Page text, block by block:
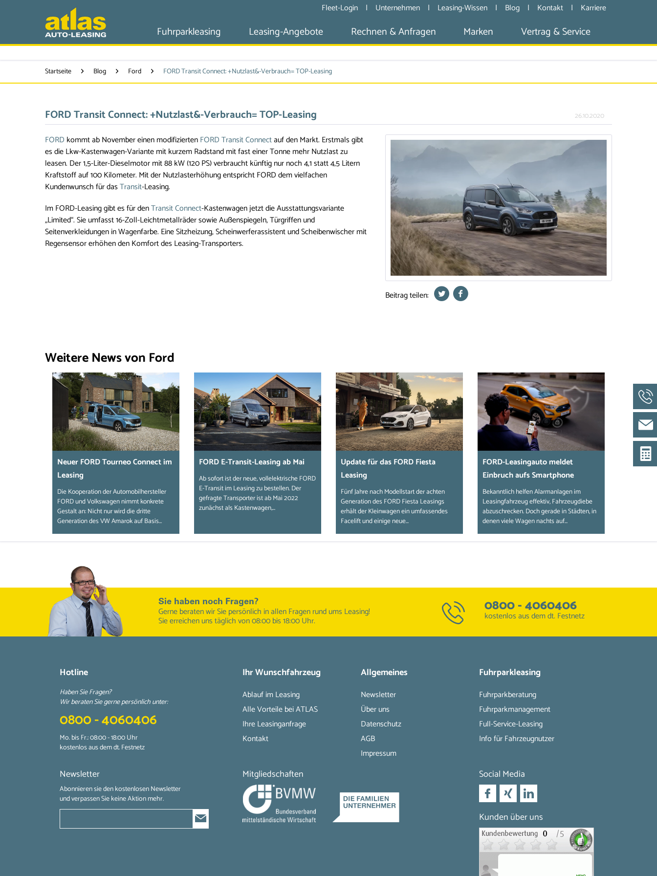
Fleet-Login | Unternehmen | Leasing-Wissen | Blog | Kontakt | Karriere
Fuhrparkleasing Leasing-Angebote Rechnen & Anfragen Marken Vertrag & Service
Startseite Blog Ford FORD Transit Connect: +Nutzlast&-Verbrauch= TOP-Leasing
FORD Transit Connect: +Nutzlast&-Verbrauch= TOP-Leasing 26.10.2020
Beitrag teilen:
FORD kommt ab November einen modifiziertenFORD Transit Connectauf den Markt. Erstmals gibt
es die Lkw-Kastenwagen-Variante mit kurzem Radstand mit fast einer Tonne mehr Nutzlast zu
leasen. Der 1,5-Liter-Dieselmotor mit 88 kW (120 PS) verbraucht künftig nur noch 4,1 statt 4,5 Litern
Kraftstoff auf 100 Kilometer. Mit der Nutzlasterhöhung entspricht FORD dem vielfachen
Kundenwunsch für dasTransit-Leasing.
Im FORD-Leasing gibt es für denTransit Connect-Kastenwagen jetzt die Ausstattungsvariante
„Limited“. Sie umfasst 16-Zoll-Leichtmetallräder sowie Außenspiegeln, Türgriffen und
Seitenverkleidungen in Wagenfarbe. Eine Sitzheizung, Scheinwerferassistent und Scheibenwischer mit
Regensensor erhöhen den Komfort des Leasing-Transporters.
Weitere News von Ford
Neuer FORD Tourneo Connect im
Leasing
Die Kooperation der Automobilhersteller
FORD und Volkswagen nimmt konkrete
Gestalt an: Nicht nur wird die dritte
Generation des VW Amarok auf Basis...
FORD E-Transit-Leasing ab Mai
Ab sofort ist der neue, vollelektrische FORD
E-Transit im Leasing zu bestellen. Der
gefragte Transporter ist ab Mai 2022
zunächst als Kastenwagen,...
Update für das FORD Fiesta
Leasing
Fünf Jahre nach Modellstart der achten
Generation des FORD Fiesta Leasings
erhält der Kleinwagen ein umfassendes
Facelift und einige neue...
FORD-Leasingauto meldet
Einbruch aufs Smartphone
Bekanntlich helfen Alarmanlagen im
Leasingfahrzeug effektiv, Fahrzeugdiebe
abzuschrecken. Doch gerade in Städten, in
denen viele Wagen nachts auf...
Sie haben noch Fragen?
Gerne beraten wir Sie persönlich in allen Fragen rund ums Leasing!
Sie erreichen uns täglich von 08:00 bis 18:00 Uhr.
0800 - 4060406
kostenlos aus dem dt. Festnetz
Hotline
Haben Sie Fragen?
Wir beraten Sie gerne persönlich unter:
0800 - 4060406
Mo. bis Fr.: 08:00 - 18:00 Uhr
kostenlos aus dem dt. Festnetz
Ihr Wunschfahrzeug
Ablauf im Leasing
Alle Vorteile bei ATLAS
Ihre Leasinganfrage
Kontakt
Allgemeines
Newsletter
Über uns
Datenschutz
AGB
Impressum
Fuhrparkleasing
Fuhrparkberatung
Fuhrparkmanagement
Full-Service-Leasing
Info für Fahrzeugnutzer
Newsletter
Abonnieren sie den kostenlosen Newsletter
und verpassen Sie keine Aktion mehr.
Mitgliedschaften Social Media
Kunden über uns